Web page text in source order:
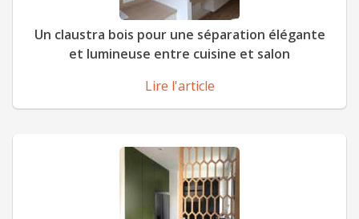
Un claustra bois pour une séparation élégante
et lumineuse entre cuisine et salon
Lire l'article